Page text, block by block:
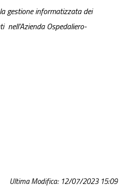
gestione informatizzata dei
nell’Azienda Ospedaliero-
Ultima Modifica: 12/07/2023 15:09